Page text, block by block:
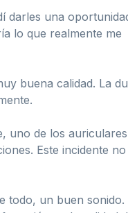
darles una
lo que realmente me
buena calidad. La
uno de los
Este incidente
todo, un buen sonido.